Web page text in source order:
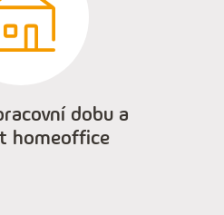
dobu a
homeoffice